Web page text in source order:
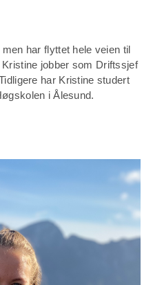
har flyttet hele veien til
jobber som Driftssjef
har Kristine studert
i Ålesund.